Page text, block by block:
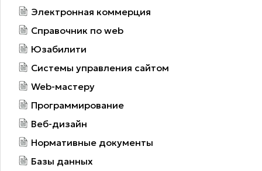
Электронная коммерция
Справочник по web
Юзабилити
Системы управления сайтом
Web-мастеру
Программирование
Веб-дизайн
Нормативные документы
Базы данных